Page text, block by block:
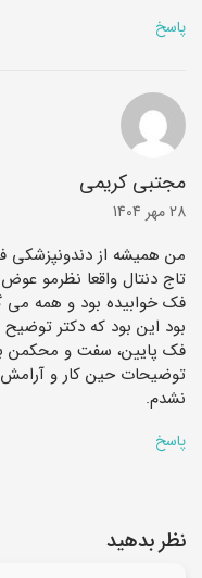
پاسخ
مجتبی کریمی
28 مهر 1404
من همیشه از دندونپزشکی
تاج دنتال واقعا نظرمو
فک خوابیده بود و همه
بود این بود که دکتر
فک پایین، سفت و محکمن با
توضیحات حین کار و آرامش
نشدم.
پاسخ
نظر بدهید